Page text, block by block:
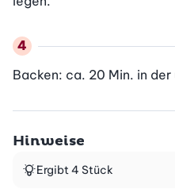
Backen: ca. 20 Min. in
Hinweise
Ergibt 4 Stück